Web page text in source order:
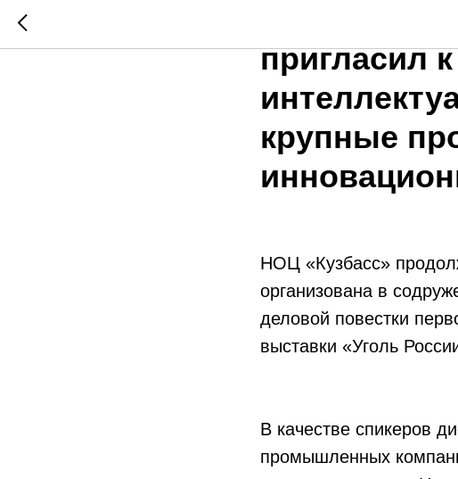
Патентный
пригласил
крупные
НОЦ «Кузбасс»
организована в
деловой повестки
выставки «Уголь
В качестве спикеров
промышленных